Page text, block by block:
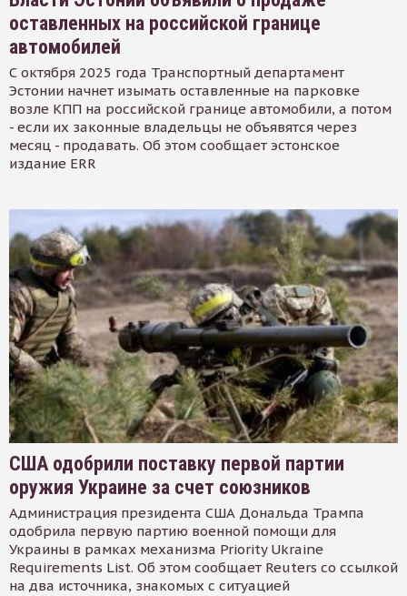
оставленных на российской границе
автомобилей
С октября 2025 года Транспортный департамент
Эстонии начнет изымать оставленные на парковке
возле КПП на российской границе автомобили, а потом
- если их законные владельцы не объявятся через
месяц - продавать. Об этом сообщает эстонское
издание ERR
США одобрили поставку первой партии
оружия Украине за счет союзников
Администрация президента США Дональда Трампа
одобрила первую партию военной помощи для
Украины в рамках механизма Priority Ukraine
Requirements List. Об этом сообщает Reuters со ссылкой
на два источника, знакомых с ситуацией